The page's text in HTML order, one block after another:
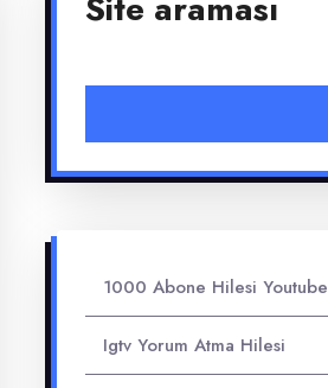
1000 Abone Hilesi Youtube
Igtv Yorum Atma Hilesi